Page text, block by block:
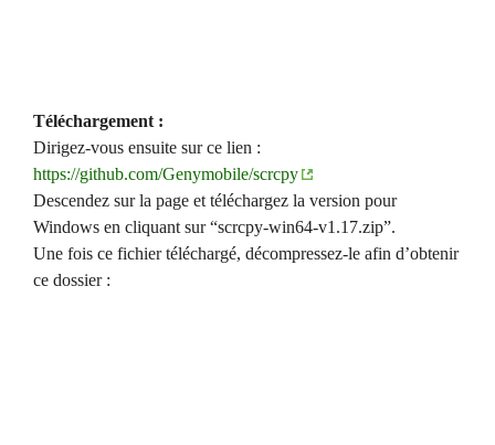
Téléchargement :
Dirigez-vous ensuite sur ce lien :
https://github.com/Genymobile/scrcpy
Descendez sur la page et téléchargez la version pour
Windows en cliquant sur “scrcpy-win64-v1.17.zip”.
Une fois ce fichier téléchargé, décompressez-le afin d’obtenir
ce dossier :